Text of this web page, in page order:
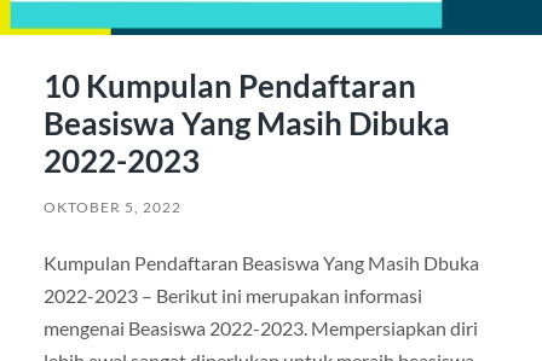
10 Kumpulan Pendaftaran
Beasiswa Yang Masih Dibuka
2022-2023
OKTOBER 5, 2022
Kumpulan Pendaftaran Beasiswa Yang Masih Dbuka
2022-2023 – Berikut ini merupakan informasi
mengenai Beasiswa 2022-2023. Mempersiapkan diri